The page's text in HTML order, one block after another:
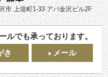
市 上堤町1-33 アパ金沢ビル2F
ルでも承っております。
き メール